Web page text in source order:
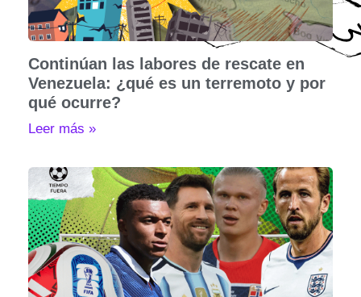
Continúan las labores de rescate en
Venezuela: ¿qué es un terremoto y por
qué ocurre?
Leer más »